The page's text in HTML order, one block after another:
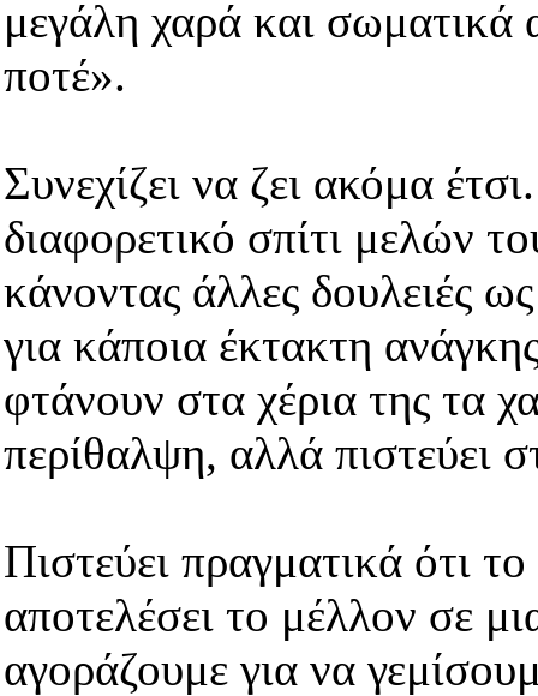
μεγάλη χαρά και σωματικά
ποτέ».
Συνεχίζει να ζει ακόμα
διαφορετικό σπίτι μελών
κάνοντας άλλες δουλειές
για κάποια έκτακτη
φτάνουν στα χέρια της τα
περίθαλψη, αλλά πιστεύει
Πιστεύει πραγματικά ότι
αποτελέσει το μέλλον σε
αγοράζουμε για να